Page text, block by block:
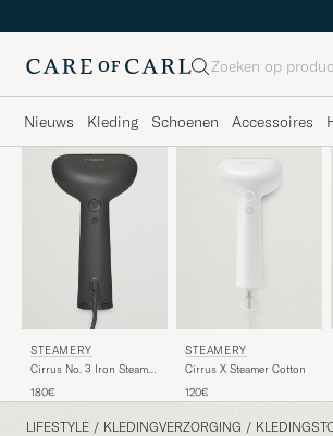
Zoeken
Nieuws Kleding Schoenen Accessoires
STEAMERY
Cirrus No. 3 Iron Steamer
180€
STEAMERY
Cirrus X Steamer Cotton
120€
LIFESTYLE / KLEDINGVERZORGING /